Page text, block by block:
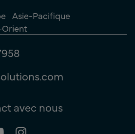
Asie-Pacifique
avec nous